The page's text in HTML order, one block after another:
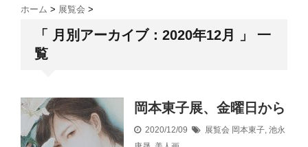
ホーム > 展覧会 >
「 月別アーカイブ：2020年12月 」 一
覧
岡本東子展、金曜日から
2020/12/09 展覧会 岡本東子, 池永